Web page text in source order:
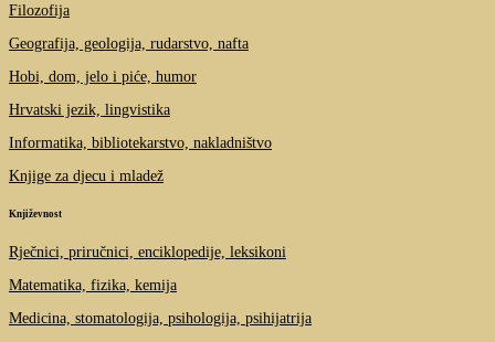
Filozofija
Geografija, geologija, rudarstvo, nafta
Hobi, dom, jelo i piće, humor
Hrvatski jezik, lingvistika
Informatika, bibliotekarstvo, nakladništvo
Knjige za djecu i mladež
Književnost
Rječnici, priručnici, enciklopedije, leksikoni
Matematika, fizika, kemija
Medicina, stomatologija, psihologija, psihijatrija